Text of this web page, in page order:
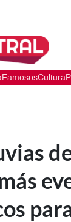
FamososCultura